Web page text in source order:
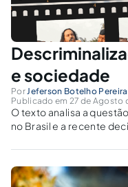
e sociedade
PorJeferson Botelho Pereira
Publicado em 27 de Agosto
O texto analisa a
no Brasil e a recente